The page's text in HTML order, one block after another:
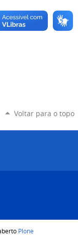
Voltar para o topo
Plone